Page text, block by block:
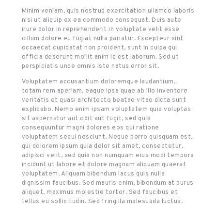
Minim veniam, quis nostrud exercitation ullamco laboris
nisi ut aliquip ex ea commodo consequat. Duis aute
irure dolor in reprehenderit in voluptate velit esse
cillum dolore eu fugiat nulla pariatur. Excepteur sint
occaecat cupidatat non proident, sunt in culpa qui
officia deserunt mollit anim id est laborum. Sed ut
perspiciatis unde omnis iste natus error sit.
Voluptatem accusantium doloremque laudantium,
totam rem aperiam, eaque ipsa quae ab illo inventore
veritatis et quasi architecto beatae vitae dicta sunt
explicabo. Nemo enim ipsam voluptatem quia voluptas
sit aspernatur aut odit aut fugit, sed quia
consequuntur magni dolores eos qui ratione
voluptatem sequi nesciunt. Neque porro quisquam est,
qui dolorem ipsum quia dolor sit amet, consectetur,
adipisci velit, sed quia non numquam eius modi tempora
incidunt ut labore et dolore magnam aliquam quaerat
voluptatem. Aliquam bibendum lacus quis nulla
dignissim faucibus. Sed mauris enim, bibendum at purus
aliquet, maximus molestie tortor. Sed faucibus et
tellus eu sollicitudin. Sed fringilla malesuada luctus.